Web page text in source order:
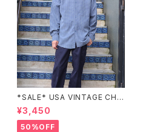
*SALE* USA VINTAGE CHE
CK PATTERNED BAND COL
LAR SHIRT/アメリカ古着チェッ
ク柄バンドカラーシャツ
¥3,450
50%OFF